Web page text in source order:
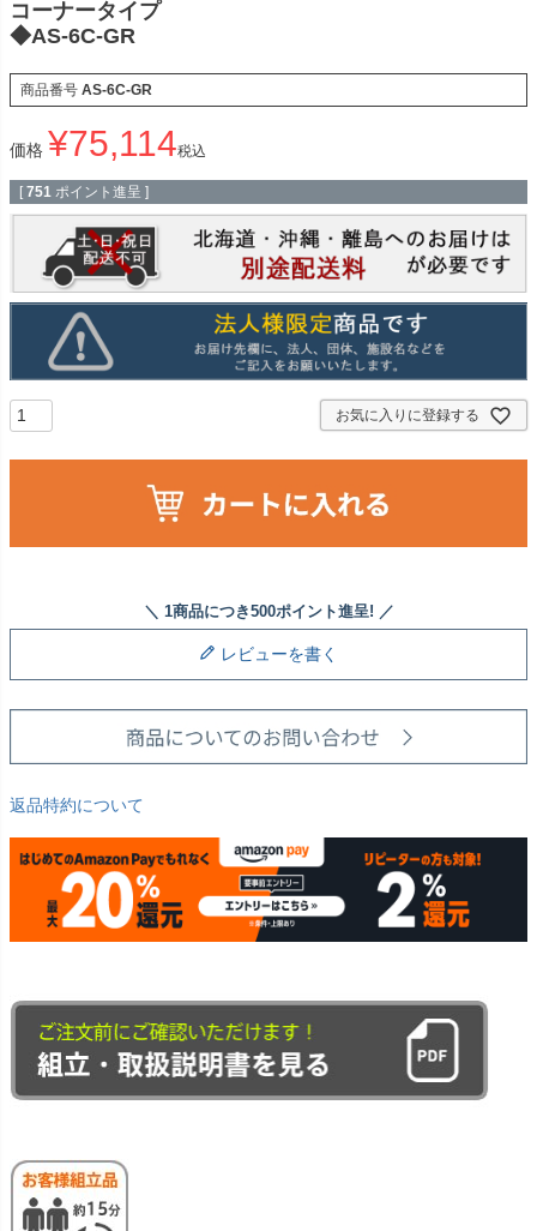
コーナータイプ
◆AS-6C-GR
商品番号 AS-6C-GR
価格 ¥75,114税込
[ 751 ポイント進呈 ]
お気に入りに登録する
レビューを書く
返品特約について